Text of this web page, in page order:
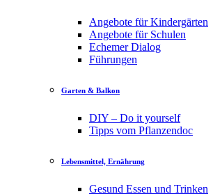
Angebote für Kindergärten
Angebote für Schulen
Echemer Dialog
Führungen
Garten & Balkon
DIY – Do it yourself
Tipps vom Pflanzendoc
Lebensmittel, Ernährung
Gesund Essen und Trinken